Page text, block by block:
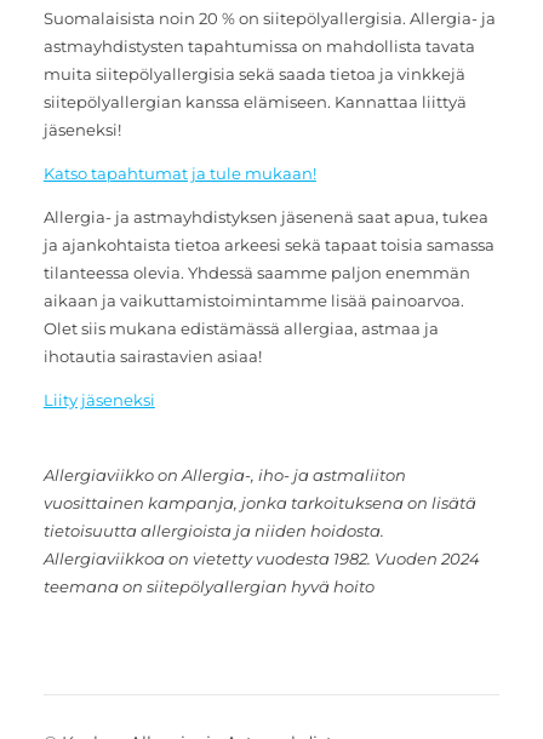
Suomalaisista noin 20 % on siitepölyallergisia. Allergia- ja
astmayhdistysten tapahtumissa on mahdollista tavata
muita siitepölyallergisia sekä saada tietoa ja vinkkejä
siitepölyallergian kanssa elämiseen. Kannattaa liittyä
jäseneksi!
Katso tapahtumat ja tule mukaan!
Allergia- ja astmayhdistyksen jäsenenä saat apua, tukea
ja ajankohtaista tietoa arkeesi sekä tapaat toisia samassa
tilanteessa olevia. Yhdessä saamme paljon enemmän
aikaan ja vaikuttamistoimintamme lisää painoarvoa.
Olet siis mukana edistämässä allergiaa, astmaa ja
ihotautia sairastavien asiaa!
Liity jäseneksi
Allergiaviikko on Allergia-, iho- ja astmaliiton
vuosittainen kampanja, jonka tarkoituksena on lisätä
tietoisuutta allergioista ja niiden hoidosta.
Allergiaviikkoa on vietetty vuodesta 1982. Vuoden 2024
teemana on siitepölyallergian hyvä hoito